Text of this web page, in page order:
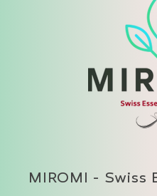
MIROMI - Swiss